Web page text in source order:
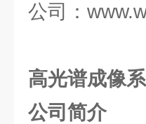
公司：
高光谱成像
公司简介